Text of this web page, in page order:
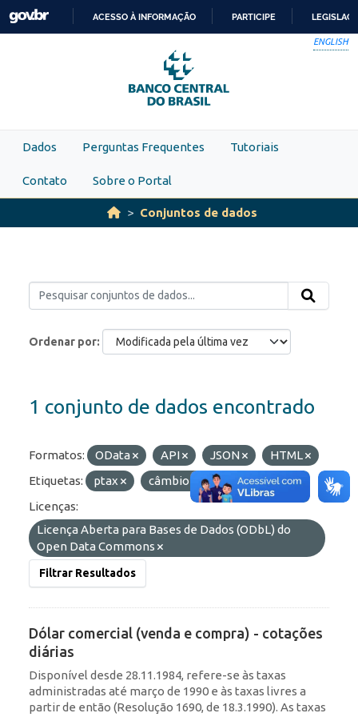
Skip to main content
PARA
O
CONTEÚDO
ACESSO À INFORMAÇÃO PARTICIPE
ENGLISH
Dados Perguntas Frequentes Tutoriais
Contato Sobre o Portal
Conjuntos de dados
Ordenar por
1 conjunto de dados encontrado
Formatos: OData API JSON
HTML
Etiquetas:
ptax câmbio
cotações
Licenças:
Licença Aberta para Bases de Dados (ODbL) do
Open Data Commons
Filtrar Resultados
Dólar comercial (venda e compra) - cotações
diárias
Disponível desde 28.11.1984, refere-se às taxas
administradas até março de 1990 e às taxas livres a
partir de então (Resolução 1690, de 18.3.1990). As taxas